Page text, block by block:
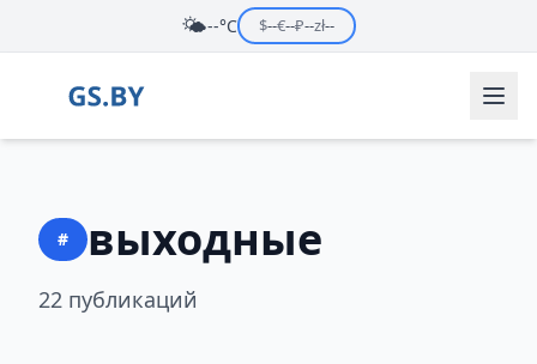
🌤️--°C $--€--₽--zł--
# выходные
22 публикаций